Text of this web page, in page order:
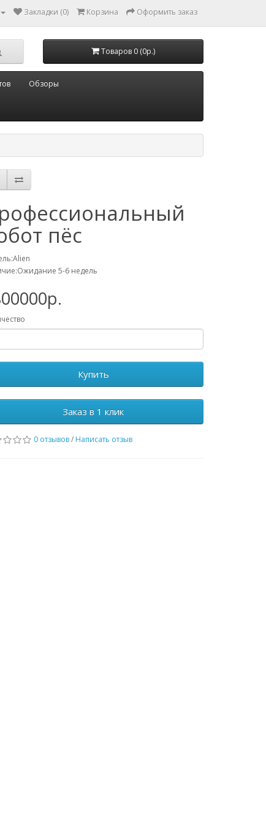
Закладки (0) Корзина Оформить заказ
Товаров 0 (0р.)
Обзоры
пёс
5-6 недель
Купить
Заказ в 1 клик
0 отзывов/ Написать отзыв